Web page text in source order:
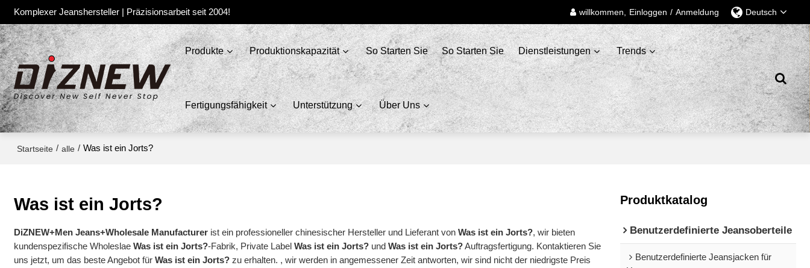
Komplexer Jeanshersteller | Präzisionsarbeit seit 2004! willkommen, Einloggen / Anmeldung Deutsch
Produkte Produktionskapazität So Starten Sie So Starten Sie Dienstleistungen Trends
Fertigungsfähigkeit Unterstützung Über Uns
Startseite / alle / Was ist ein Jorts?
Was ist ein Jorts?
DiZNEW+Men Jeans+Wholesale Manufacturer ist ein professioneller chinesischer Hersteller und Lieferant vonWas ist ein Jorts?, wir bieten
kundenspezifische WholeslaeWas ist ein Jorts?-Fabrik, Private LabelWas ist ein Jorts? undWas ist ein Jorts?Auftragsfertigung. Kontaktieren Sie
uns jetzt, um das beste Angebot fürWas ist ein Jorts? zu erhalten. , wir werden in angemessener Zeit antworten, wir sind nicht der niedrigste Preis
Produktkatalog
Benutzerdefinierte Jeansoberteile
Benutzerdefinierte Jeansjacken für